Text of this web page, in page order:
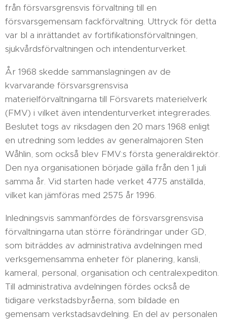
från försvarsgrensvis förvaltning till en
försvarsgemensam fackförvaltning. Uttryck för detta
var bl a inrättandet av fortifikationsförvaltningen,
sjukvårdsförvaltningen och intendenturverket.
År 1968 skedde sammanslagningen av de
kvarvarande försvarsgrensvisa
materielförvaltningarna till Försvarets materielverk
(FMV) i vilket även intendenturverket integrerades.
Beslutet togs av riksdagen den 20 mars 1968 enligt
en utredning som leddes av generalmajoren Sten
Wåhlin, som också blev FMV:s första generaldirektör.
Den nya organisationen började gälla från den 1 juli
samma år. Vid starten hade verket 4775 anställda,
vilket kan jämföras med 2575 år 1996.
Inledningsvis sammanfördes de försvarsgrensvisa
förvaltningarna utan större förändringar under GD,
som biträddes av administrativa avdelningen med
verksgemensamma enheter för planering, kansli,
kameral, personal, organisation och centralexpediton.
Till administrativa avdelningen fördes också de
tidigare verkstadsbyråerna, som bildade en
gemensam verkstadsavdelning. En del av personalen